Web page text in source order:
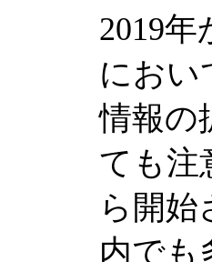
2019
におい
情報の
ても注
ら開
内でも